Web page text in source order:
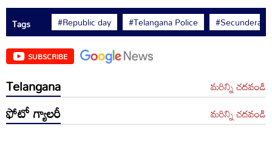
Tags #Republic day #Telangana Police
SUBSCRIBE
Telangana మరిన్ని చదవండి
ఫోటో గ్యాలరీ మరిన్ని చదవండి